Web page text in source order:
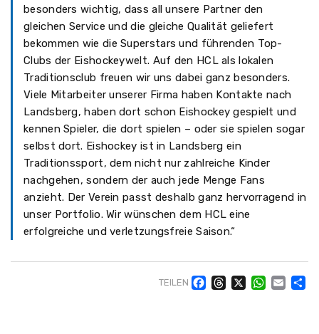
besonders wichtig, dass all unsere Partner den
gleichen Service und die gleiche Qualität geliefert
bekommen wie die Superstars und führenden Top-
Clubs der Eishockeywelt. Auf den HCL als lokalen
Traditionsclub freuen wir uns dabei ganz besonders.
Viele Mitarbeiter unserer Firma haben Kontakte nach
Landsberg, haben dort schon Eishockey gespielt und
kennen Spieler, die dort spielen – oder sie spielen sogar
selbst dort. Eishockey ist in Landsberg ein
Traditionssport, dem nicht nur zahlreiche Kinder
nachgehen, sondern der auch jede Menge Fans
anzieht. Der Verein passt deshalb ganz hervorragend in
unser Portfolio. Wir wünschen dem HCL eine
erfolgreiche und verletzungsfreie Saison.“
TEILEN
Facebook
Threads
X WhatsApp
Email